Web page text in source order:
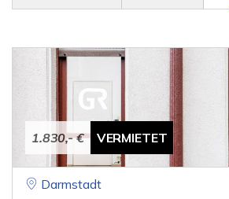
1.830,- € VERMIETET
Darmstadt